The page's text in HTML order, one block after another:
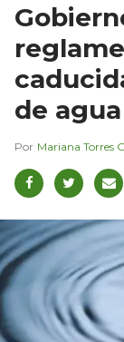
de agua
Mariana Torres